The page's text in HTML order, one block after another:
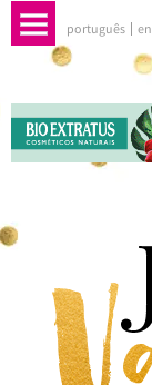
português